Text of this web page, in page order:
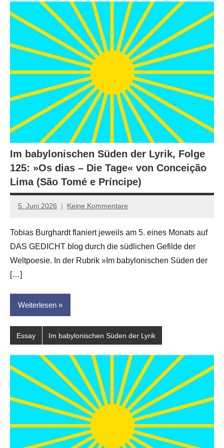
Im babylonischen Süden der Lyrik, Folge
125: »Os dias – Die Tage« von Conceição
Lima (São Tomé e Príncipe)
5. Juni 2026
Jan-
Hornauer
für
dasgedichtblog
Keine Kommentare
Tobias Burghardt flaniert jeweils am 5. eines Monats auf
DAS GEDICHT blog durch die südlichen Gefilde der
Weltpoesie. In der Rubrik »Im babylonischen Süden der
[…]
Weiterlesen
Essay Im babylonischen Süden der Lyrik